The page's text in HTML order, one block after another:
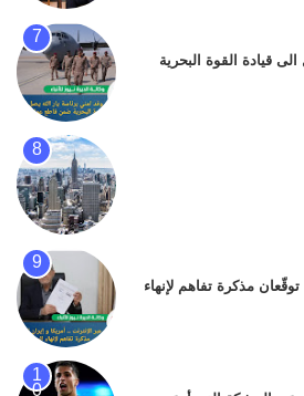
قيادة القوة البحرية
مذكرة تفاهم لإنهاء